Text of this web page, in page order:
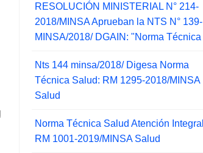
RESOLUCIÓN MINISTERIAL N° 214-
2018/MINSA Aprueban la NTS N° 139-
MINSA/2018/ DGAIN: "Norma Técnica
Nts 144 minsa/2018/ Digesa Norma
Técnica Salud: RM 1295-2018/MINSA
Salud
Norma Técnica Salud Atención Integral
RM 1001-2019/MINSA Salud